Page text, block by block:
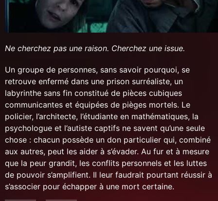
Ne cherchez pas une raison. Cherchez une issue.
Un groupe de personnes, sans savoir pourquoi, se
retrouve enfermé dans une prison surréaliste, un
labyrinthe sans fin constitué de pièces cubiques
communicantes et équipées de pièges mortels. Le
policier, l’architecte, l’étudiante en mathématiques, la
psychologue et l’autiste captifs ne savent qu’une seule
chose : chacun possède un don particulier qui, combiné
aux autres, peut les aider à s’évader. Au fur et à mesure
que la peur grandit, les conflits personnels et les luttes
de pouvoir s’amplifient. Il leur faudrait pourtant réussir à
s’associer pour échapper à une mort certaine.